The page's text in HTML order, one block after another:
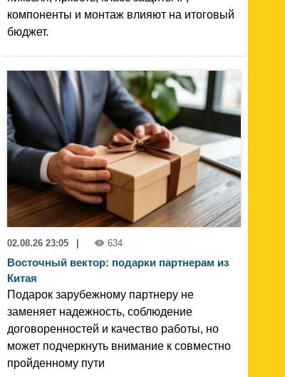
компоненты и монтаж влияют на итоговый
бюджет.
02.08.26 23:05 634
Восточный вектор: подарки партнерам из
Китая
Подарок зарубежному партнеру не
заменяет надежность, соблюдение
договоренностей и качество работы, но
может подчеркнуть внимание к совместно
пройденному пути